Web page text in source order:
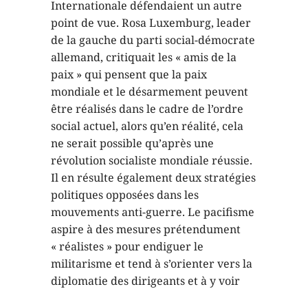
Internationale défendaient un autre
point de vue. Rosa Luxemburg, leader
de la gauche du parti social-démocrate
allemand, critiquait les « amis de la
paix » qui pensent que la paix
mondiale et le désarmement peuvent
être réalisés dans le cadre de l’ordre
social actuel, alors qu’en réalité, cela
ne serait possible qu’après une
révolution socialiste mondiale réussie.
Il en résulte également deux stratégies
politiques opposées dans les
mouvements anti-guerre. Le pacifisme
aspire à des mesures prétendument
« réalistes » pour endiguer le
militarisme et tend à s’orienter vers la
diplomatie des dirigeants et à y voir